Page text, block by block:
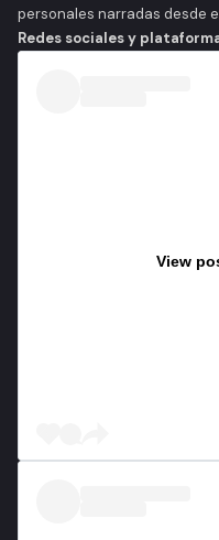
personales narradas desde
Redes sociales y
View